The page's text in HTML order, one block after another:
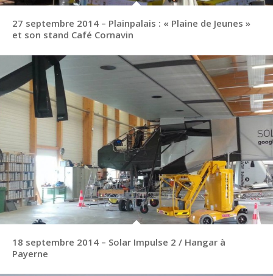
27 septembre 2014 – Plainpalais : « Plaine de Jeunes »
et son stand Café Cornavin
18 septembre 2014 – Solar Impulse 2 / Hangar à
Payerne